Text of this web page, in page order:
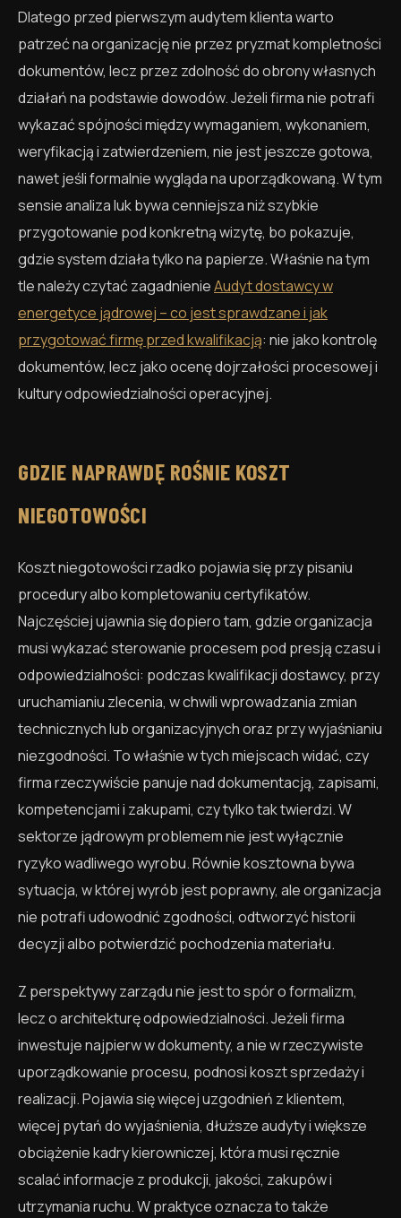
Dlatego przed pierwszym audytem klienta warto
patrzeć na organizację nie przez pryzmat kompletności
dokumentów, lecz przez zdolność do obrony własnych
działań na podstawie dowodów. Jeżeli firma nie potrafi
wykazać spójności między wymaganiem, wykonaniem,
weryfikacją i zatwierdzeniem, nie jest jeszcze gotowa,
nawet jeśli formalnie wygląda na uporządkowaną. W tym
sensie analiza luk bywa cenniejsza niż szybkie
przygotowanie pod konkretną wizytę, bo pokazuje,
gdzie system działa tylko na papierze. Właśnie na tym
tle należy czytać zagadnienieAudyt dostawcy w
energetyce jądrowej – co jest sprawdzane i jak
przygotować firmę przed kwalifikacją: nie jako kontrolę
dokumentów, lecz jako ocenę dojrzałości procesowej i
kultury odpowiedzialności operacyjnej.
GDZIE NAPRAWDĘ ROŚNIE KOSZT
NIEGOTOWOŚCI
Koszt niegotowości rzadko pojawia się przy pisaniu
procedury albo kompletowaniu certyfikatów.
Najczęściej ujawnia się dopiero tam, gdzie organizacja
musi wykazać sterowanie procesem pod presją czasu i
odpowiedzialności: podczas kwalifikacji dostawcy, przy
uruchamianiu zlecenia, w chwili wprowadzania zmian
technicznych lub organizacyjnych oraz przy wyjaśnianiu
niezgodności. To właśnie w tych miejscach widać, czy
firma rzeczywiście panuje nad dokumentacją, zapisami,
kompetencjami i zakupami, czy tylko tak twierdzi. W
sektorze jądrowym problemem nie jest wyłącznie
ryzyko wadliwego wyrobu. Równie kosztowna bywa
sytuacja, w której wyrób jest poprawny, ale organizacja
nie potrafi udowodnić zgodności, odtworzyć historii
decyzji albo potwierdzić pochodzenia materiału.
Z perspektywy zarządu nie jest to spór o formalizm,
lecz o architekturę odpowiedzialności. Jeżeli firma
inwestuje najpierw w dokumenty, a nie w rzeczywiste
uporządkowanie procesu, podnosi koszt sprzedaży i
realizacji. Pojawia się więcej uzgodnień z klientem,
więcej pytań do wyjaśnienia, dłuższe audyty i większe
obciążenie kadry kierowniczej, która musi ręcznie
scalać informacje z produkcji, jakości, zakupów i
utrzymania ruchu. W praktyce oznacza to także